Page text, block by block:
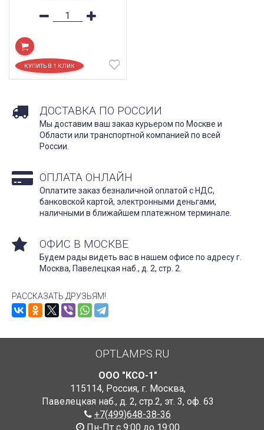
ДОСТАВКА ПО РОССИИ
Мы доставим ваш заказ курьером по Москве и
Области или транспортной компанией по всей
России.
ОПЛАТА ОНЛАЙН
Оплатите заказ безналичной оплатой с НДС,
банковской картой, электронными деньгами,
наличными в ближайшем платежном терминале.
ОФИС В МОСКВЕ
Будем рады видеть вас в нашем офисе по адресу г.
Москва, Павелецкая наб., д. 2, стр. 2.
РАССКАЗАТЬ ДРУЗЬЯМ!
OPTLAMPS.RU
ООО "КСО-1"
115114, Россия, г. Москва,
Павелецкая наб., д. 2, стр.2, эт. 3, оф. 63
+7(499)648-38-36
Пн-Пт с 9:00 до 19:00